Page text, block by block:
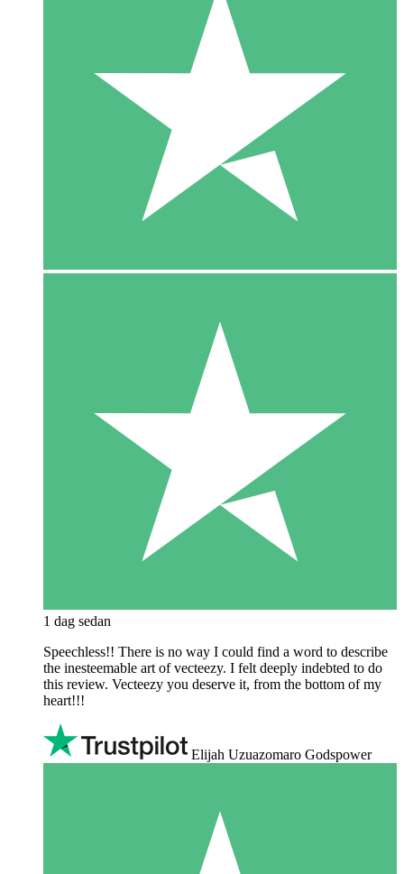
1 dag sedan
Speechless!! There is no way I could find a word to describe
the inesteemable art of vecteezy. I felt deeply indebted to do
this review. Vecteezy you deserve it, from the bottom of my
heart!!!
Elijah Uzuazomaro Godspower